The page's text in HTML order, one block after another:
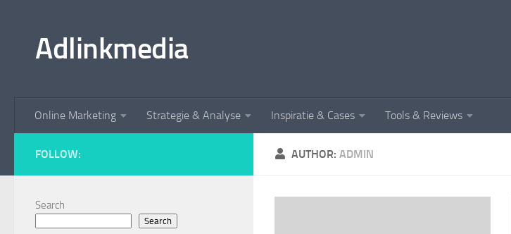
Adlinkmedia
Online Marketing Strategie & Analyse Inspiratie & Cases Tools & Reviews
AUTHOR: ADMIN
FOLLOW:
Search
Search